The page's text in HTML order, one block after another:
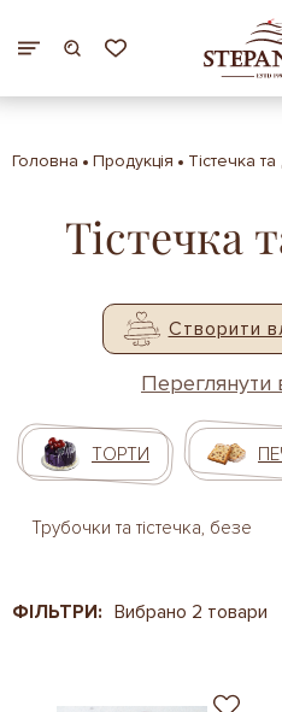
Головна Продукція Тістечка
Тістечка
Створити
Переглянути
ТОРТИ
Трубочки та тістечка, безе
ФІЛЬТРИ: Вибрано 2 товари